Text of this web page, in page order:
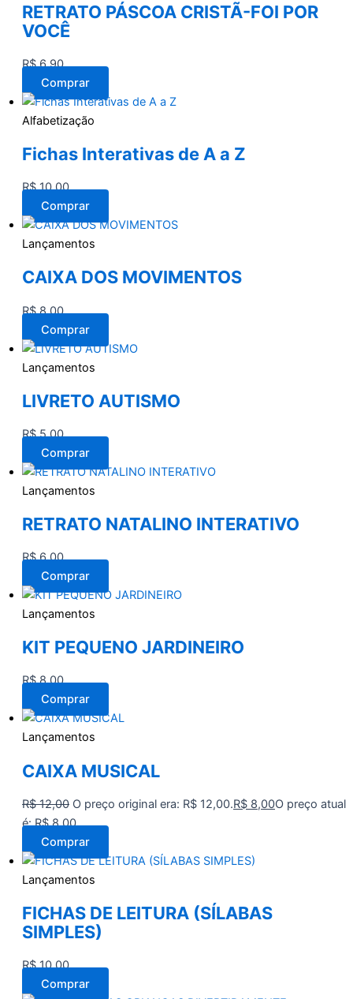
RETRATO PÁSCOA CRISTÃ-FOI POR
VOCÊ
R$6,90
Comprar
Alfabetização
Fichas Interativas de A a Z
R$10,00
Comprar
Lançamentos
CAIXA DOS MOVIMENTOS
R$8,00
Comprar
Lançamentos
LIVRETO AUTISMO
R$5,00
Comprar
Lançamentos
RETRATO NATALINO INTERATIVO
R$6,00
Comprar
Lançamentos
KIT PEQUENO JARDINEIRO
R$8,00
Comprar
Lançamentos
CAIXA MUSICAL
R$12,00 O preço original era: R$ 12,00.R$ 8,00O preço atual
é: R$ 8,00.
Comprar
Lançamentos
FICHAS DE LEITURA (SÍLABAS
SIMPLES)
R$10,00
Comprar